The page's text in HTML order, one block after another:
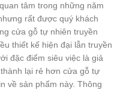
tâm trong những năm
rất được quý khách
cửa gỗ tự nhiên truyền
thiết kế hiện đại lẫn truyền
đặc điểm siêu việc là giả
lại rẻ hơn cửa gỗ tự
về sản phẩm này. Thông